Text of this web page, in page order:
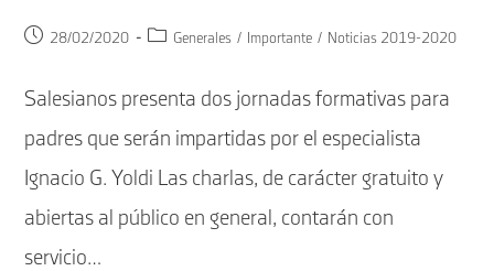
Publicación
entrada:
28/02/2020
Categoría
entrada:
Generales / Importante / Noticias 2019-2020
Salesianos presenta dos jornadas formativas para
padres que serán impartidas por el especialista
Ignacio G. Yoldi Las charlas, de carácter gratuito y
abiertas al público en general, contarán con
servicio…